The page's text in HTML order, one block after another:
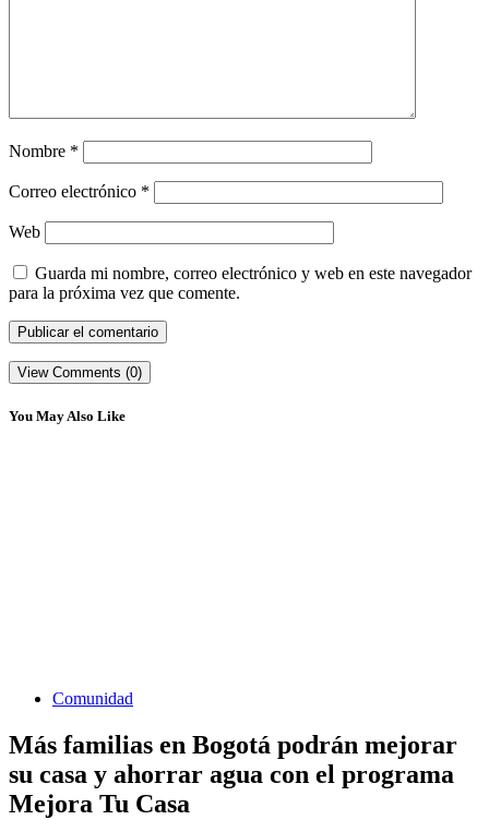
Nombre *
Correo electrónico *
Web
Guarda mi nombre, correo electrónico y web en este navegador
para la próxima vez que comente.
View Comments (0)
You May Also Like
Comunidad
Más familias en Bogotá podrán mejorar
su casa y ahorrar agua con el programa
Mejora Tu Casa